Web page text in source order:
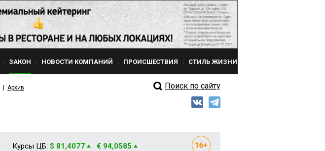
ЗАКОН НОВОСТИ КОМПАНИЙ ПРОИСШЕСТВИЯ СТИЛЬ ЖИЗНИ
Архив Поиск по сайту
Курсы ЦБ: $ 81,4077 € 94,0585